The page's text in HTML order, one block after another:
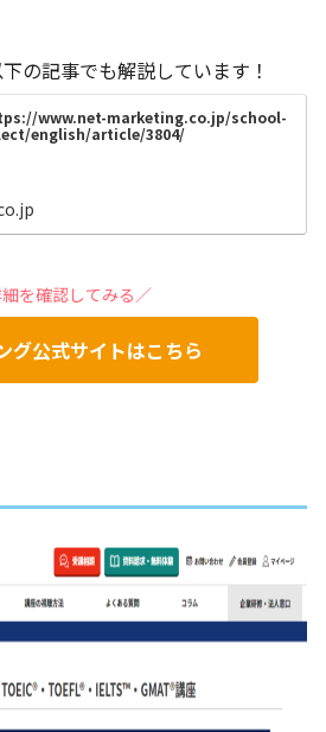
の記事でも解説しています！
www.net-marketing.co.jp/school-
english/article/3804/
を確認してみる／
グ公式サイトはこちら